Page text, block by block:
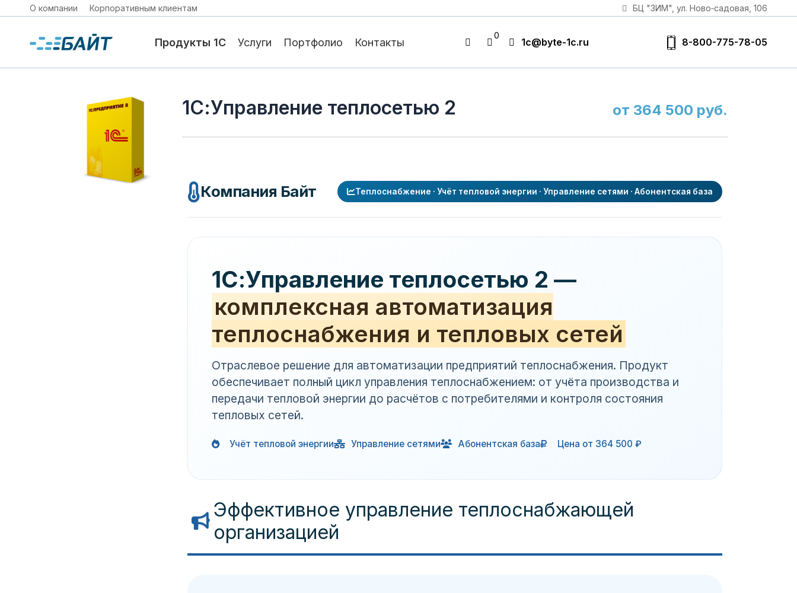
О компании Корпоративным клиентам БЦ "ЗИМ", ул. Ново‑садовая, 106
Продукты 1С Услуги Портфолио Контакты
0
1c@byte-1c.ru 8-800-775-78-05
1С:Управление теплосетью 2 от 364 500 руб.
Компания Байт Теплоснабжение · Учёт тепловой энергии · Управление сетями · Абонентская база
1С:Управление теплосетью 2 —
комплексная автоматизация
теплоснабжения и тепловых сетей
Отраслевое решение для автоматизации предприятий теплоснабжения. Продукт
обеспечивает полный цикл управления теплоснабжением: от учёта производства и
передачи тепловой энергии до расчётов с потребителями и контроля состояния
тепловых сетей.
Учёт тепловой энергии Управление сетями Абонентская база Цена от 364 500 ₽
Эффективное управление теплоснабжающей
организацией